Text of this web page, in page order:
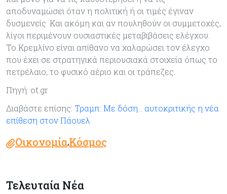
αποδυναμώσει όταν η πολιτική ή οι τιμές έγιναν
δυσμενείς. Και ακόμη και αν πουληθούν οι συμμετοχές,
λίγοι περιμένουν ουσιαστικές μεταβιβάσεις ελέγχου.
Το Κρεμλίνο είναι απίθανο να χαλαρώσει τον έλεγχο
που έχει σε στρατηγικά περιουσιακά στοιχεία όπως το
πετρέλαιο, το φυσικό αέριο και οι τράπεζες.
Πηγή: ot.gr
Διαβάστε επίσης: Τραμπ: Με δόση… αυτοκριτικής η νέα
επίθεση στον Πάουελ
Οικονομία,Κόσμος
Τελευταία Νέα